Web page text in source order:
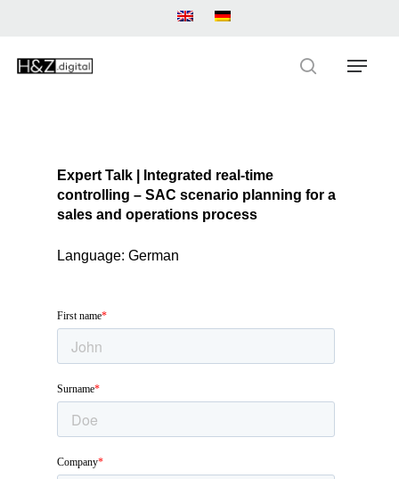
content
search
Menu
Expert Talk | Integrated real-time
controlling – SAC scenario planning for a
sales and operations process
Language: German